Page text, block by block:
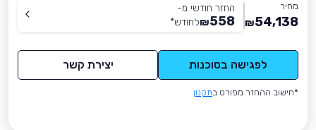
מחיר
54,138
₪
החזר חודשי מ-
558
₪לחודש*
לפגישה בסוכנות יצירת קשר
*חישוב ההחזר מפורט בתקנון